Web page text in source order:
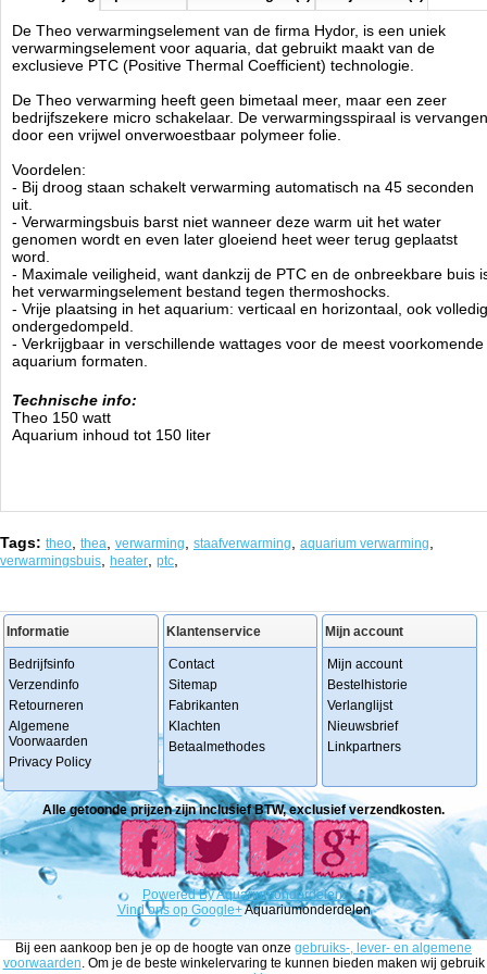
De Theo verwarmingselement van de firma Hydor, is een uniek
verwarmingselement voor aquaria, dat gebruikt maakt van de
exclusieve PTC (Positive Thermal Coefficient) technologie.
De Theo verwarming heeft geen bimetaal meer, maar een zeer
bedrijfszekere micro schakelaar. De verwarmingsspiraal is vervangen
door een vrijwel onverwoestbaar polymeer folie.
Voordelen:
- Bij droog staan schakelt verwarming automatisch na 45 seconden
uit.
- Verwarmingsbuis barst niet wanneer deze warm uit het water
genomen wordt en even later gloeiend heet weer terug geplaatst
word.
- Maximale veiligheid, want dankzij de PTC en de onbreekbare buis
het verwarmingselement bestand tegen thermoshocks.
- Vrije plaatsing in het aquarium: verticaal en horizontaal, ook volledig
ondergedompeld.
- Verkrijgbaar in verschillende wattages voor de meest voorkomende
aquarium formaten.
Technische info:
Theo 150 watt
Aquarium inhoud tot 150 liter
Tags: theo thea verwarming staafverwarming aquarium verwarming
verwarmingsbuis heater ptc
Informatie
Bedrijfsinfo
Verzendinfo
Retourneren
Algemene
Voorwaarden
Privacy Policy
Klantenservice
Contact
Sitemap
Fabrikanten
Klachten
Betaalmethodes
Mijn account
Mijn account
Bestelhistorie
Verlanglijst
Nieuwsbrief
Linkpartners
Alle getoonde prijzen zijn inclusief BTW, exclusief verzendkosten.
PoweredByAquariumonderdelen.
Vind ons op Google+Aquariumonderdelen
Bij een aankoop ben je op de hoogte van onze gebruiks-, lever- en algemene
voorwaarden. Om je de beste winkelervaring te kunnen bieden maken wij gebruik